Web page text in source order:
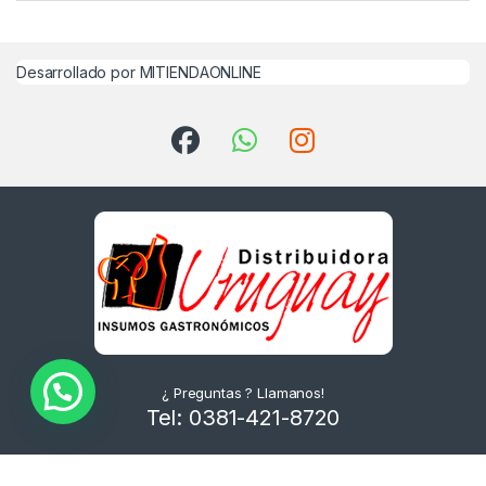
Desarrollado por MITIENDAONLINE
¿ Preguntas ? Llamanos!
Tel: 0381-421-8720